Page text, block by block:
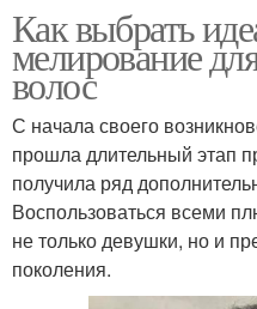
Как выбрать
мелирование
волос
С начала своего
прошла длительный этап
получила ряд
Воспользоваться всеми
не только девушки, но и
поколения.